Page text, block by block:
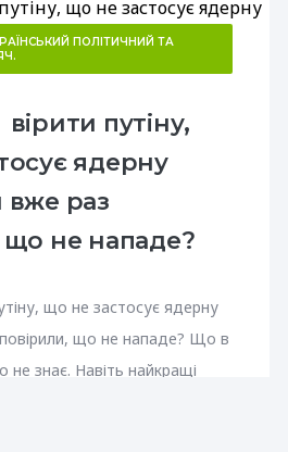
ПОЛІТИЧНИЙ ТА
путіну,
ядерну
раз
що не нападе?
що не застосує ядерну
що не нападе? Що в
не знає. Навіть найкращі